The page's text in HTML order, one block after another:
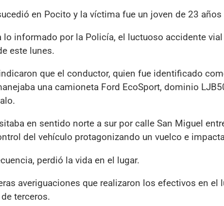
en Pocito y la víctima fue un joven de 23 años
lo informado por la Policía, el luctuoso accidente
este lunes.
que el conductor, quien fue identificado
una camioneta Ford EcoSport, dominio
en sentido norte a sur por calle San Miguel
del vehículo protagonizando un vuelco e
perdió la vida en el lugar.
averiguaciones que realizaron los efectivos en el
terceros.